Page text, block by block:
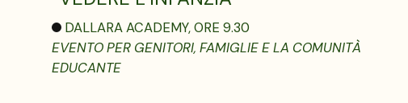
DALLARA ACADEMY, ORE 9.30
EVENTO PER GENITORI, FAMIGLIE E LA COMUNITÀ
EDUCANTE